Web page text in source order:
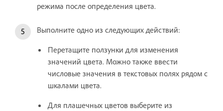
режима после определения цвета.
Выполните одно из следующих действий:
Перетащите ползунки для изменения
значений цвета. Можно также ввести
числовые значения в текстовых полях рядом с
шкалами цвета.
Для плашечных цветов выберите из